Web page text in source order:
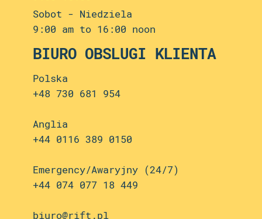
Sobot - Niedziela
9:00 am to 16:00 noon
BIURO OBSLUGI KLIENTA
Polska
+48 730 681 954
Anglia
+44 0116 389 0150
Emergency/Awaryjny (24/7)
+44 074 077 18 449
biuro@rift.pl